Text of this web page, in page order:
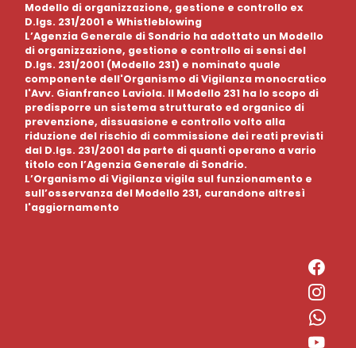
Modello di organizzazione, gestione e controllo ex
D.lgs. 231/2001 e Whistleblowing
L’Agenzia Generale di Sondrio ha adottato un Modello
di organizzazione, gestione e controllo ai sensi del
D.lgs. 231/2001 (Modello 231) e nominato quale
componente dell'Organismo di Vigilanza monocratico
l'Avv. Gianfranco Laviola. Il Modello 231 ha lo scopo di
predisporre un sistema strutturato ed organico di
prevenzione, dissuasione e controllo volto alla
riduzione del rischio di commissione dei reati previsti
dal D.lgs. 231/2001 da parte di quanti operano a vario
titolo con l’Agenzia Generale di Sondrio.
L’Organismo di Vigilanza vigila sul funzionamento e
sull’osservanza del Modello 231, curandone altresì
l'aggiornamento